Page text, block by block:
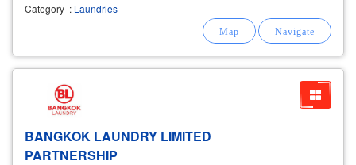
เฉพาะ เสื้อผ้าไม่สูญหาย มีบริการซ่อมแซมเสื้อผ้า
Category : Laundries
BANGKOK LAUNDRY LIMITED
PARTNERSHIP